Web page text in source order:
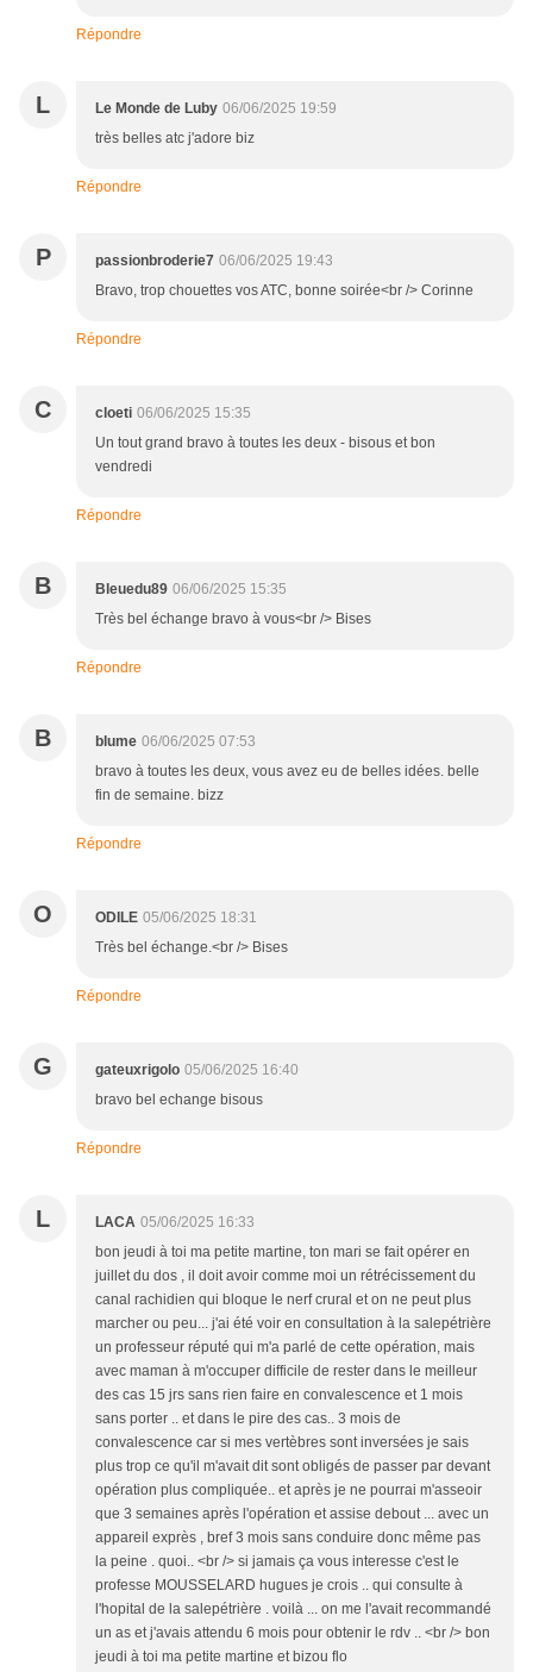
Répondre
L Le Monde de Luby 06/06/2025 19:59
très belles atc j'adore biz
Répondre
P passionbroderie7 06/06/2025 19:43
Bravo, trop chouettes vos ATC, bonne soirée<br /> Corinne
Répondre
C cloeti 06/06/2025 15:35
Un tout grand bravo à toutes les deux - bisous et bon
vendredi
Répondre
B Bleuedu89 06/06/2025 15:35
Très bel échange bravo à vous<br /> Bises
Répondre
B blume 06/06/2025 07:53
bravo à toutes les deux, vous avez eu de belles idées. belle
fin de semaine. bizz
Répondre
O ODILE 05/06/2025 18:31
Très bel échange.<br /> Bises
Répondre
G gateuxrigolo 05/06/2025 16:40
bravo bel echange bisous
Répondre
L LACA 05/06/2025 16:33
bon jeudi à toi ma petite martine, ton mari se fait opérer en
juillet du dos , il doit avoir comme moi un rétrécissement du
canal rachidien qui bloque le nerf crural et on ne peut plus
marcher ou peu... j'ai été voir en consultation à la salepétrière
un professeur réputé qui m'a parlé de cette opération, mais
avec maman à m'occuper difficile de rester dans le meilleur
des cas 15 jrs sans rien faire en convalescence et 1 mois
sans porter .. et dans le pire des cas.. 3 mois de
convalescence car si mes vertèbres sont inversées je sais
plus trop ce qu'il m'avait dit sont obligés de passer par devant
opération plus compliquée.. et après je ne pourrai m'asseoir
que 3 semaines après l'opération et assise debout ... avec un
appareil exprès , bref 3 mois sans conduire donc même pas
la peine . quoi.. <br /> si jamais ça vous interesse c'est le
professe MOUSSELARD hugues je crois .. qui consulte à
l'hopital de la salepétrière . voilà ... on me l'avait recommandé
un as et j'avais attendu 6 mois pour obtenir le rdv .. <br /> bon
jeudi à toi ma petite martine et bizou flo